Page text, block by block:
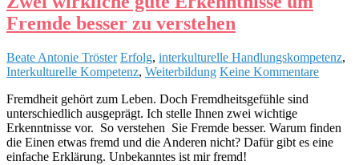
Fremde besser zu verstehen
Beate Antonie Tröster Erfolg, interkulturelle Handlungskompetenz,
Interkulturelle Kompetenz, Weiterbildung Keine Kommentare
Fremdheit gehört zum Leben. Doch Fremdheitsgefühle sind
unterschiedlich ausgeprägt. Ich stelle Ihnen zwei wichtige
Erkenntnisse vor. So verstehen Sie Fremde besser. Warum finden
die Einen etwas fremd und die Anderen nicht? Dafür gibt es eine
einfache Erklärung. Unbekanntes ist mir fremd!